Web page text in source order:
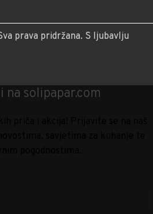
prava pridržana. S ljubavlju
na solipapar.com